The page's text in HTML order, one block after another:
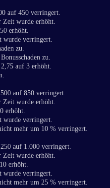
auf 450 verringert.
Zeit wurde erhöht.
erhöht.
wurde verringert.
zu.
zu.
auf 3 erhöht.
auf 850 verringert.
Zeit wurde erhöht.
erhöht.
wurde verringert.
mehr um 10 % verringert.
auf 1.000 verringert.
Zeit wurde erhöht.
erhöht.
wurde verringert.
mehr um 25 % verringert.